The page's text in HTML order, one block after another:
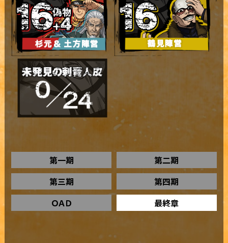
第一期
第二期
第三期
第四期
ＯＡＤ
最終章